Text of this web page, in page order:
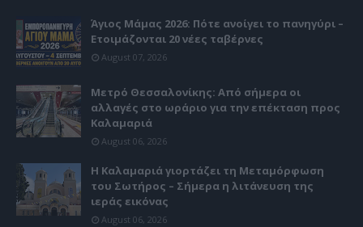
Άγιος Μάμας 2026: Πότε ανοίγει το πανηγύρι –
Ετοιμάζονται 20 νέες ταβέρνες
August 07, 2026
Μετρό Θεσσαλονίκης: Από σήμερα οι
αλλαγές στο ωράριο για την επέκταση προς
Καλαμαριά
August 06, 2026
Η Καλαμαριά γιορτάζει τη Μεταμόρφωση
του Σωτήρος – Σήμερα η λιτάνευση της
ιεράς εικόνας
August 06, 2026